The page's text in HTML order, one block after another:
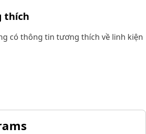
thích
có thông tin tương thích về linh kiện